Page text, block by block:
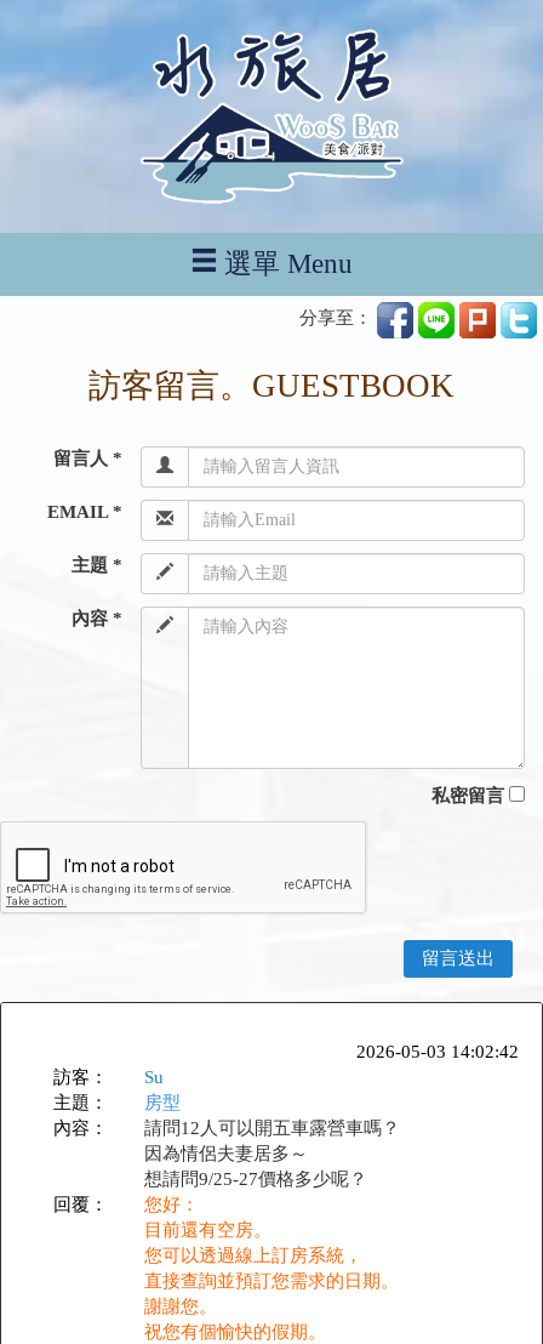
選單 Menu
分享至：
訪客留言。GUESTBOOK
留言人 *
EMAIL *
主題 *
內容 *
私密留言
2026-05-03 14:02:42
訪客：
Su
主題：
房型
內容：
請問12人可以開五車露營車嗎？
因為情侶夫妻居多～
想請問9/25-27價格多少呢？
回覆：
您好：
目前還有空房。
您可以透過線上訂房系統，
直接查詢並預訂您需求的日期。
謝謝您。
祝您有個愉快的假期。